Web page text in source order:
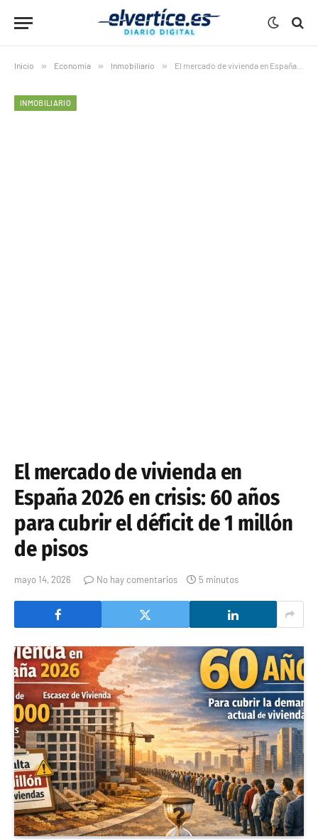
Inicio » Economía » Inmobiliario » El mercado de vivienda en España 2026 en crisis: 60 años para cubrir el déficit de 1 millón de pisos
INMOBILIARIO
El mercado de vivienda en
España 2026 en crisis: 60 años
para cubrir el déficit de 1 millón
de pisos
mayo 14, 2026 No hay comentarios 5 minutos